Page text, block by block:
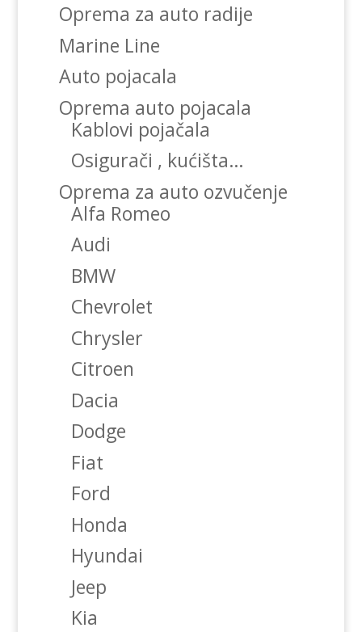
Oprema za auto radije
Marine Line
Auto pojacala
Oprema auto pojacala
Kablovi pojačala
Osigurači , kućišta…
Oprema za auto ozvučenje
Alfa Romeo
Audi
BMW
Chevrolet
Chrysler
Citroen
Dacia
Dodge
Fiat
Ford
Honda
Hyundai
Jeep
Kia